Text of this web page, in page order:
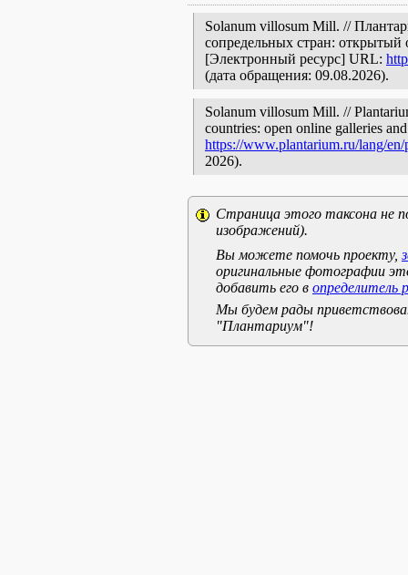
Solanum villosum Mill. //
сопредельных стран: открытый
[Электронный ресурс] URL:
(дата обращения: 09.08.2026).
Solanum villosum Mill. //
countries: open online galleries
https://www.plantarium.ru/lang/
2026).
Страница этого таксона не
изображений).
Вы можете помочь проекту,
оригинальные фотографии
добавить его в определитель
Мы будем рады
"Плантариум"!